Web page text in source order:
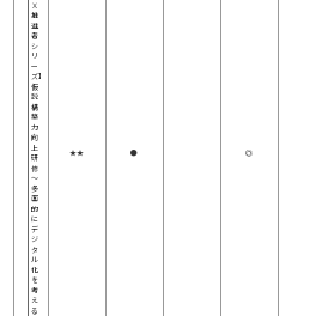
Ｘ
推
進
者
シ
リ
ー
ズ】
仮
説
構
築
力
向
上
研
修
～
多
面
的
に
デ
ジ
タ
ル
化
を
考
え
る
★★ ● ◎